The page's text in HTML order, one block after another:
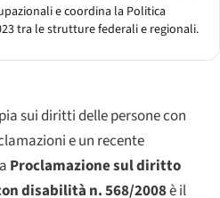
e coordina la Politica
tra le strutture federali e regionali.
sui diritti delle persone con
e un recente
Proclamazione sul diritto
disabilità n. 568/2008è il